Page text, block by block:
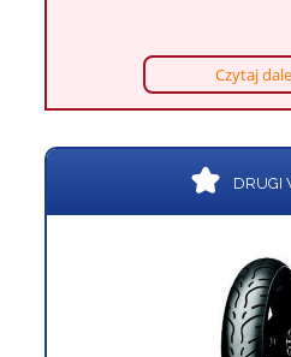
Czytaj
DRUGI